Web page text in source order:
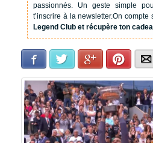
passionnés. Un geste simple
t’inscrire à la newsletter.On compte
Legend Club et récupère ton
Facebook Twitter Google+Pinterest